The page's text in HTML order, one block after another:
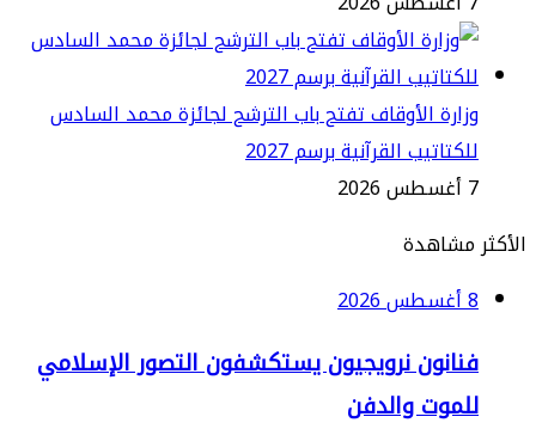
الأوقاف تفتح باب الترشح لجائزة محمد السادس
القرآنية برسم 2027
نرويجيون يستكشفون التصور الإسلامي
والدفن